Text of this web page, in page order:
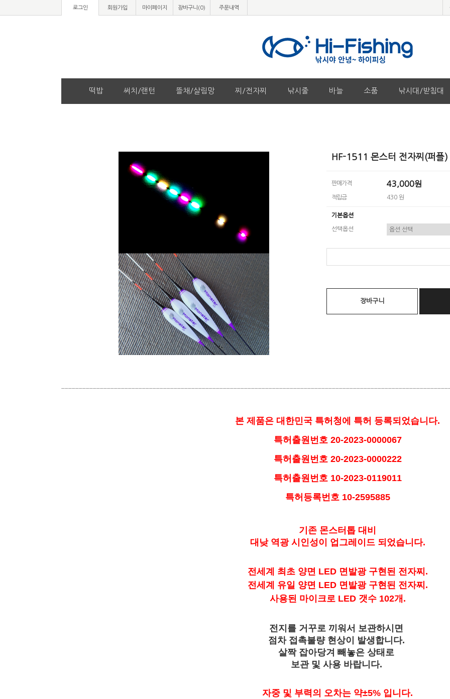
로그인 회원가입 마이페이지 장바구니(0) 주문내역
떡밥 써치/랜턴 뜰채/살림망 찌/전자찌 낚시줄 바늘 소품 낚시대/받침대
HF-1511 몬스터 전자찌(퍼플)
판매가격 43,000원
적립금 430 원
기본옵션
선택옵션
장바구니
본 제품은 대한민국 특허청에 특허 등록되었습니다.
특허출원번호 20-2023-0000067
특허출원번호 20-2023-0000222
특허출원번호 10-2023-0119011
특허등록번호 10-2595885
기존 몬스터톱 대비
대낮 역광 시인성이 업그레이드 되었습니다.
전세계 최초 양면 LED 면발광 구현된 전자찌.
전세계 유일 양면 LED 면발광 구현된 전자찌.
사용된 마이크로 LED 갯수 102개.
전지를 거꾸로 끼워서 보관하시면
점차 접촉불량 현상이 발생합니다.
살짝 잡아당겨 빼놓은 상태로
보관 및 사용 바랍니다.
자중 및 부력의 오차는 약±5% 입니다.